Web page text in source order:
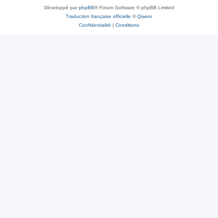
Développé parphpBB® Forum Software © phpBB Limited
Traduction française officielle ©Qiaeru
Confidentialité | Conditions